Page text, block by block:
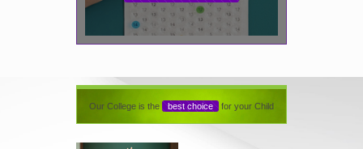
Our College is the best choice for your Child